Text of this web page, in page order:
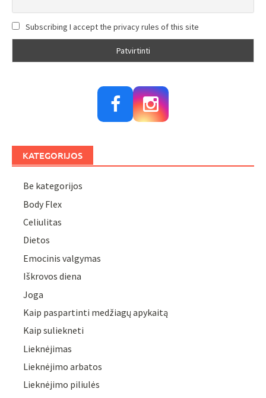
Subscribing I accept the privacy rules of this site
KATEGORIJOS
Be kategorijos
Body Flex
Celiulitas
Dietos
Emocinis valgymas
Iškrovos diena
Joga
Kaip paspartinti medžiagų apykaitą
Kaip suliekneti
Lieknėjimas
Lieknėjimo arbatos
Lieknėjimo piliulės